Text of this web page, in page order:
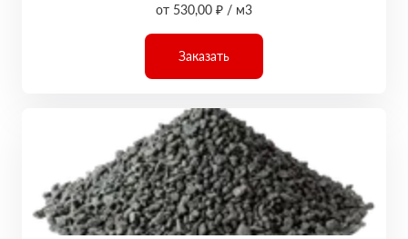
от 530,00 ₽ / м3
Заказать